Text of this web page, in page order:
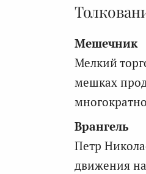
Мешечник
Мелкий
мешках
Врангель
Петр
движения